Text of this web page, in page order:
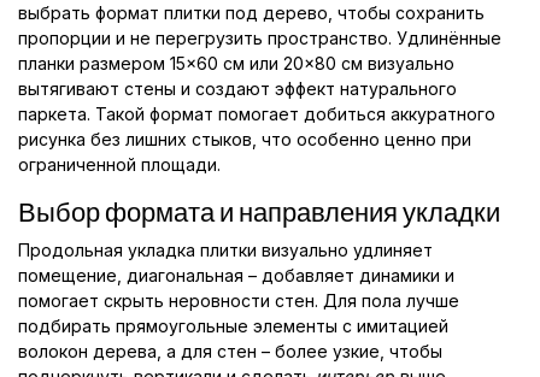
выбрать формат плитки под дерево, чтобы сохранить
пропорции и не перегрузить пространство. Удлинённые
планки размером 15×60 см или 20×80 см визуально
вытягивают стены и создают эффект натурального
паркета. Такой формат помогает добиться аккуратного
рисунка без лишних стыков, что особенно ценно при
ограниченной площади.
Выбор формата и направления укладки
Продольная укладка плитки визуально удлиняет
помещение, диагональная – добавляет динамики и
помогает скрыть неровности стен. Для пола лучше
подбирать прямоугольные элементы с имитацией
волокон дерева, а для стен – более узкие, чтобы